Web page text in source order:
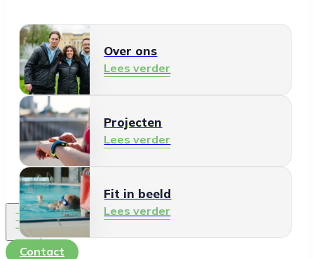
Over ons
Lees verder
Projecten
Lees verder
Fit in beeld
Lees verder
Contact